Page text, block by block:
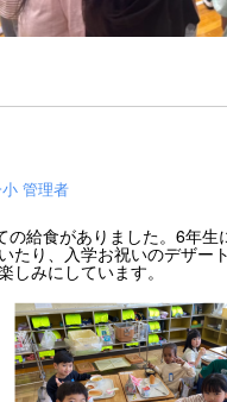
管理者
給食がありました。6年
たり、入学お祝いのデザ
みにしています。